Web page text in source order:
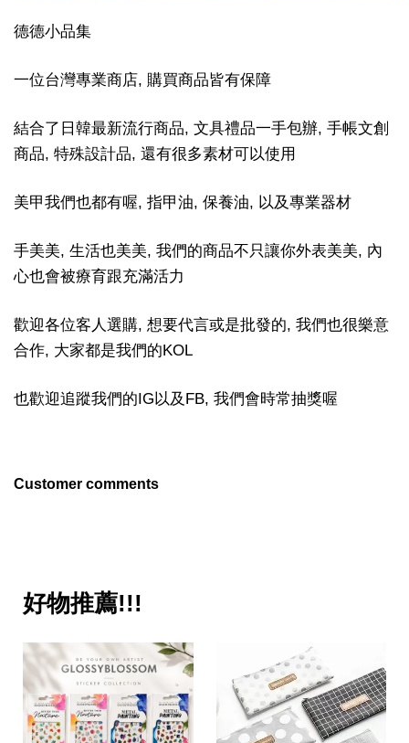
德德小品集
一位台灣專業商店, 購買商品皆有保障
結合了日韓最新流行商品, 文具禮品一手包辦, 手帳文創
商品, 特殊設計品, 還有很多素材可以使用
美甲我們也都有喔, 指甲油, 保養油, 以及專業器材
手美美, 生活也美美, 我們的商品不只讓你外表美美, 內
心也會被療育跟充滿活力
歡迎各位客人選購, 想要代言或是批發的, 我們也很樂意
合作, 大家都是我們的KOL
也歡迎追蹤我們的IG以及FB, 我們會時常抽獎喔
Customer comments
好物推薦!!!